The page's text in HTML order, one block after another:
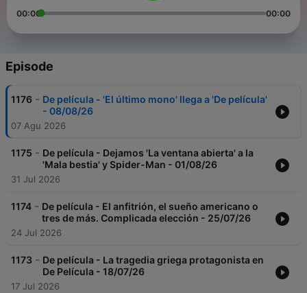
00:00 00:00
Episode
1176 - De película - 'El último mono' llega a 'De película'
- 08/08/26
07 Agu 2026
1175 - De película - Dejamos 'La ventana abierta' a la
'Mala bestia' y Spider-Man - 01/08/26
31 Jul 2026
1174 - De película - El anfitrión, el sueño americano o
tres de más. Complicada elección - 25/07/26
24 Jul 2026
1173 - De película - La tragedia griega protagonista en
De Película - 18/07/26
17 Jul 2026